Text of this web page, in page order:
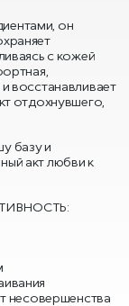
он
с кожей
восстанавливает
отдохнувшего,
базу и
акт любви к
несовершенства